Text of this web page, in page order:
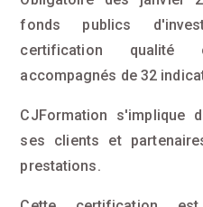
fonds publics
certification qualité
accompagnés de 32
CJFormation s'implique
ses clients et
prestations.